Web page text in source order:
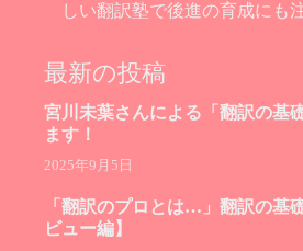
しい翻訳塾で後進の育成にも
最新の投稿
宮川未葉さんによる「翻訳の基
ます！
2025年9月5日
「翻訳のプロとは…」翻訳の基
ビュー編】